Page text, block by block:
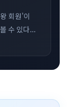
회원'이
수 있다...